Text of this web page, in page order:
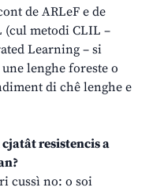
de ARLeF e de
(cul metodi CLIL –
Learning – si
lenghe foreste o
di chê lenghe e
resistencis a
cussì no: o soi